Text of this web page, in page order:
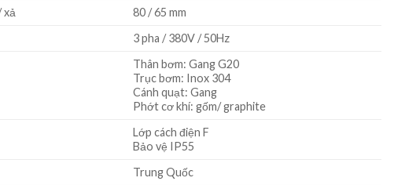
xả
80 / 65 mm
3 pha / 380V / 50Hz
Thân bơm: Gang G20
Trục bơm: Inox 304
Cánh quạt: Gang
Phớt cơ khí: gốm/ graphite
Lớp cách điện F
Bảo vệ IP55
Trung Quốc